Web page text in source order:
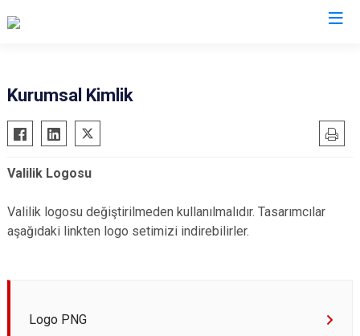
Kurumsal Kimlik
Valilik Logosu
Valilik logosu değiştirilmeden kullanılmalıdır. Tasarımcılar
aşağıdaki linkten logo setimizi indirebilirler.
Logo PNG